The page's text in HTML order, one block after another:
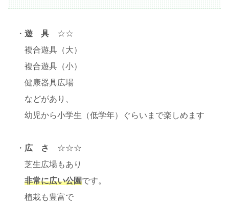
・ 遊 具 ☆☆
複合遊具（大）
複合遊具（小）
健康器具広場
などがあり、
幼児から小学生（低学年）ぐらいまで楽しめます
・ 広 さ
☆☆☆
芝生広場もあり
非常に広い公園です。
植栽も豊富で